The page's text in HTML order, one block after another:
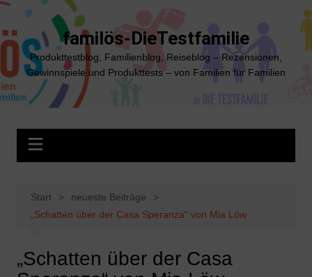
Zum
springen
familös-DieTestfamilie
Produkttestblog, Familienblog, Reiseblog – Rezensionen,
Gewinnspiele und Produkttests – von Familien für Familien
Start
neueste Beiträge
„Schatten über der Casa Speranza“ von Mia Löw
„Schatten über der Casa